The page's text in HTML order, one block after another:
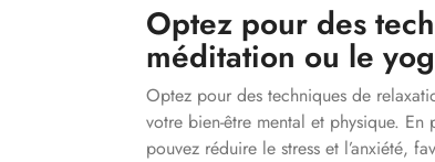
Optez pour des
méditation ou le
Optez pour des techniques de
votre bien-être mental et physique.
pouvez réduire le stress et l’anxiété,